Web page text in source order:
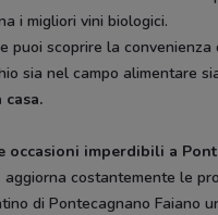
i migliori vini biologici.
puoi scoprire la
sia nel campo alimentare
occasioni imperdibili a
aggiorna costantemente le
di Pontecagnano Faiano